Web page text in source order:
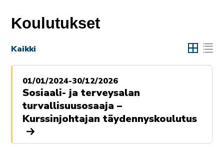
Koulutukset
Kaikki
01/01/2024-30/12/2026
Sosiaali- ja terveysalan
turvallisuusosaaja –
Kurssinjohtajan täydennyskoulutus